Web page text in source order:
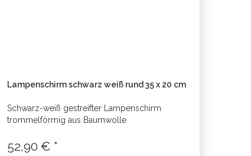
Lampenschirm schwarz weiß rund 35 x 20 cm
Schwarz-weiß gestreifter Lampenschirm
trommelförmig aus Baumwolle
52,90 € *